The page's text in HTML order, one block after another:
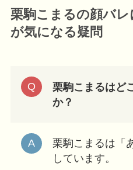
栗駒こまるの顔バ
が気になる疑問
栗駒こまるはど
か？
栗駒こまるは「
しています。